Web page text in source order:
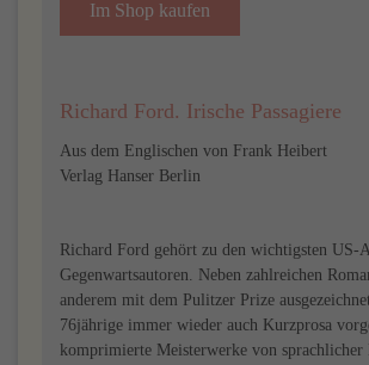
Im Shop kaufen
Richard Ford. Irische Passagiere
Aus dem Englischen von Frank Heibert
Verlag Hanser Berlin
Richard Ford gehört zu den wichtigsten US-
Gegenwartsautoren. Neben zahlreichen
anderem mit dem Pulitzer Prize
76jährige immer wieder auch Kurzprosa
komprimierte Meisterwerke von sprachlicher